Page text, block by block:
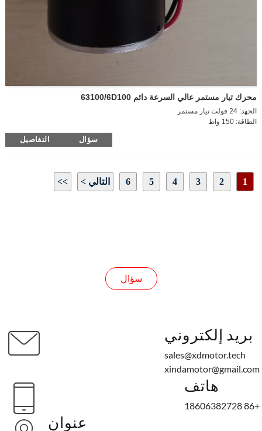
محرك تيار مستمر عالي السرعة دائم 63100/6D100
الجهد: 24 فولت تيار مستمر
الطاقة: 150 واط
التيار: 13 أمبير
حجم عمود خرج المحرك: كما هو موضح في الرسم
سؤال التفاصيل
1
2
3
4
5
6 التالي >
>>
سؤال
بريد إلكتروني
sales@xdmotor.tech
xindamotor@gmail.com
هاتف
+86 18606382728
عنوان